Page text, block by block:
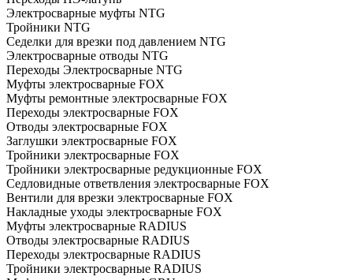
Электросварные муфты NTG
Тройники NTG
Седелки для врезки под давлением NTG
Электросварные отводы NTG
Переходы Электросварные NTG
Муфты электросварные FOX
Муфты ремонтные электросварные FOX
Переходы электросварные FOX
Отводы электросварные FOX
Заглушки электросварные FOX
Тройники электросварные FOX
Тройники электросварные редукционные FOX
Седловидные ответвления электросварные FOX
Вентили для врезки электросварные FOX
Накладные уходы электросварные FOX
Муфты электросварные RADIUS
Отводы электросварные RADIUS
Переходы электросварные RADIUS
Тройники электросварные RADIUS